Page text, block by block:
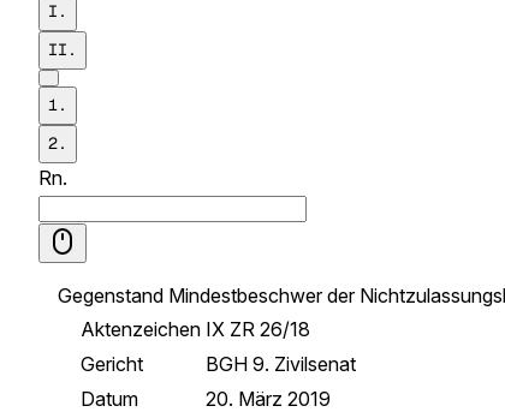
I.
II.
1.
2.
Rn.
Gegenstand Mindestbeschwer der
Aktenzeichen IX ZR 26/18
Gericht
BGH 9. Zivilsenat
Datum
20. März 2019